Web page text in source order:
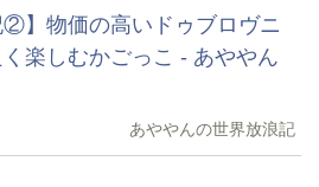
②】物価の高いドゥブロヴニ
楽しむかごっこ - あややん
あややんの世界放浪記